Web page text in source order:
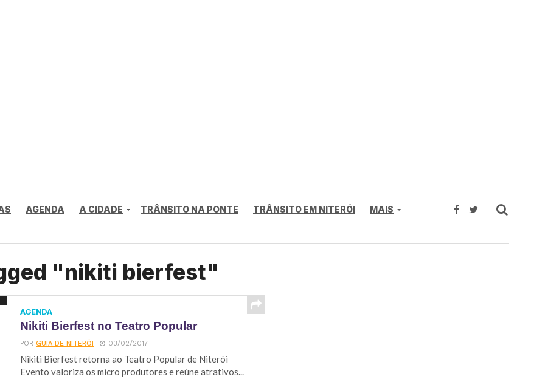
AGENDA A CIDADE TRÂNSITO NA PONTE TRÂNSITO EM NITERÓI MAIS
"nikiti bierfest"
AGENDA
Nikiti Bierfest no Teatro Popular
PORGUIA DE NITERÓI 03/02/2017
Nikiti Bierfest retorna ao Teatro Popular de Niterói
Evento valoriza os micro produtores e reúne atrativos...